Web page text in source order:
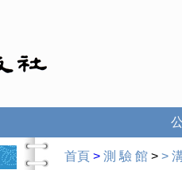
首頁 > 測 驗 館 > >